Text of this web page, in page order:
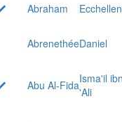
Abraham
AbrenethéeDaniel
Abu Al-FidaIsma'il
'Ali